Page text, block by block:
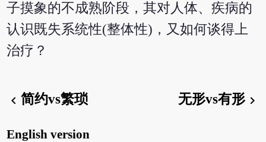
子摸象的不成熟阶段，其对人体、疾病的
认识既失系统性(整体性)，又如何谈得上
治疗？
chevron_left简约vs繁琐 无形vs有形chevron_right
English version